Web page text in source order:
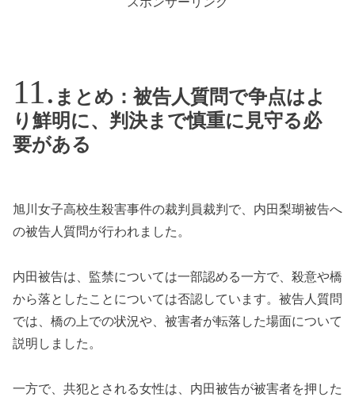
まとめ：被告人質問で争点はよ
り鮮明に、判決まで慎重に見守る必
要がある
旭川女子高校生殺害事件の裁判員裁判で、内田梨瑚被告へ
の被告人質問が行われました。
内田被告は、監禁については一部認める一方で、殺意や橋
から落としたことについては否認しています。被告人質問
では、橋の上での状況や、被害者が転落した場面について
説明しました。
一方で、共犯とされる女性は、内田被告が被害者を押した